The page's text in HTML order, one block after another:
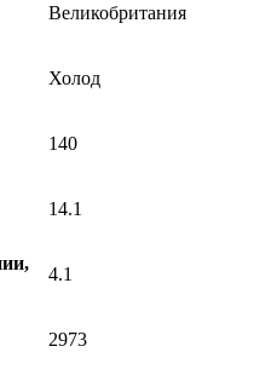
Великобритания
Холод
140
14.1
4.1
2973